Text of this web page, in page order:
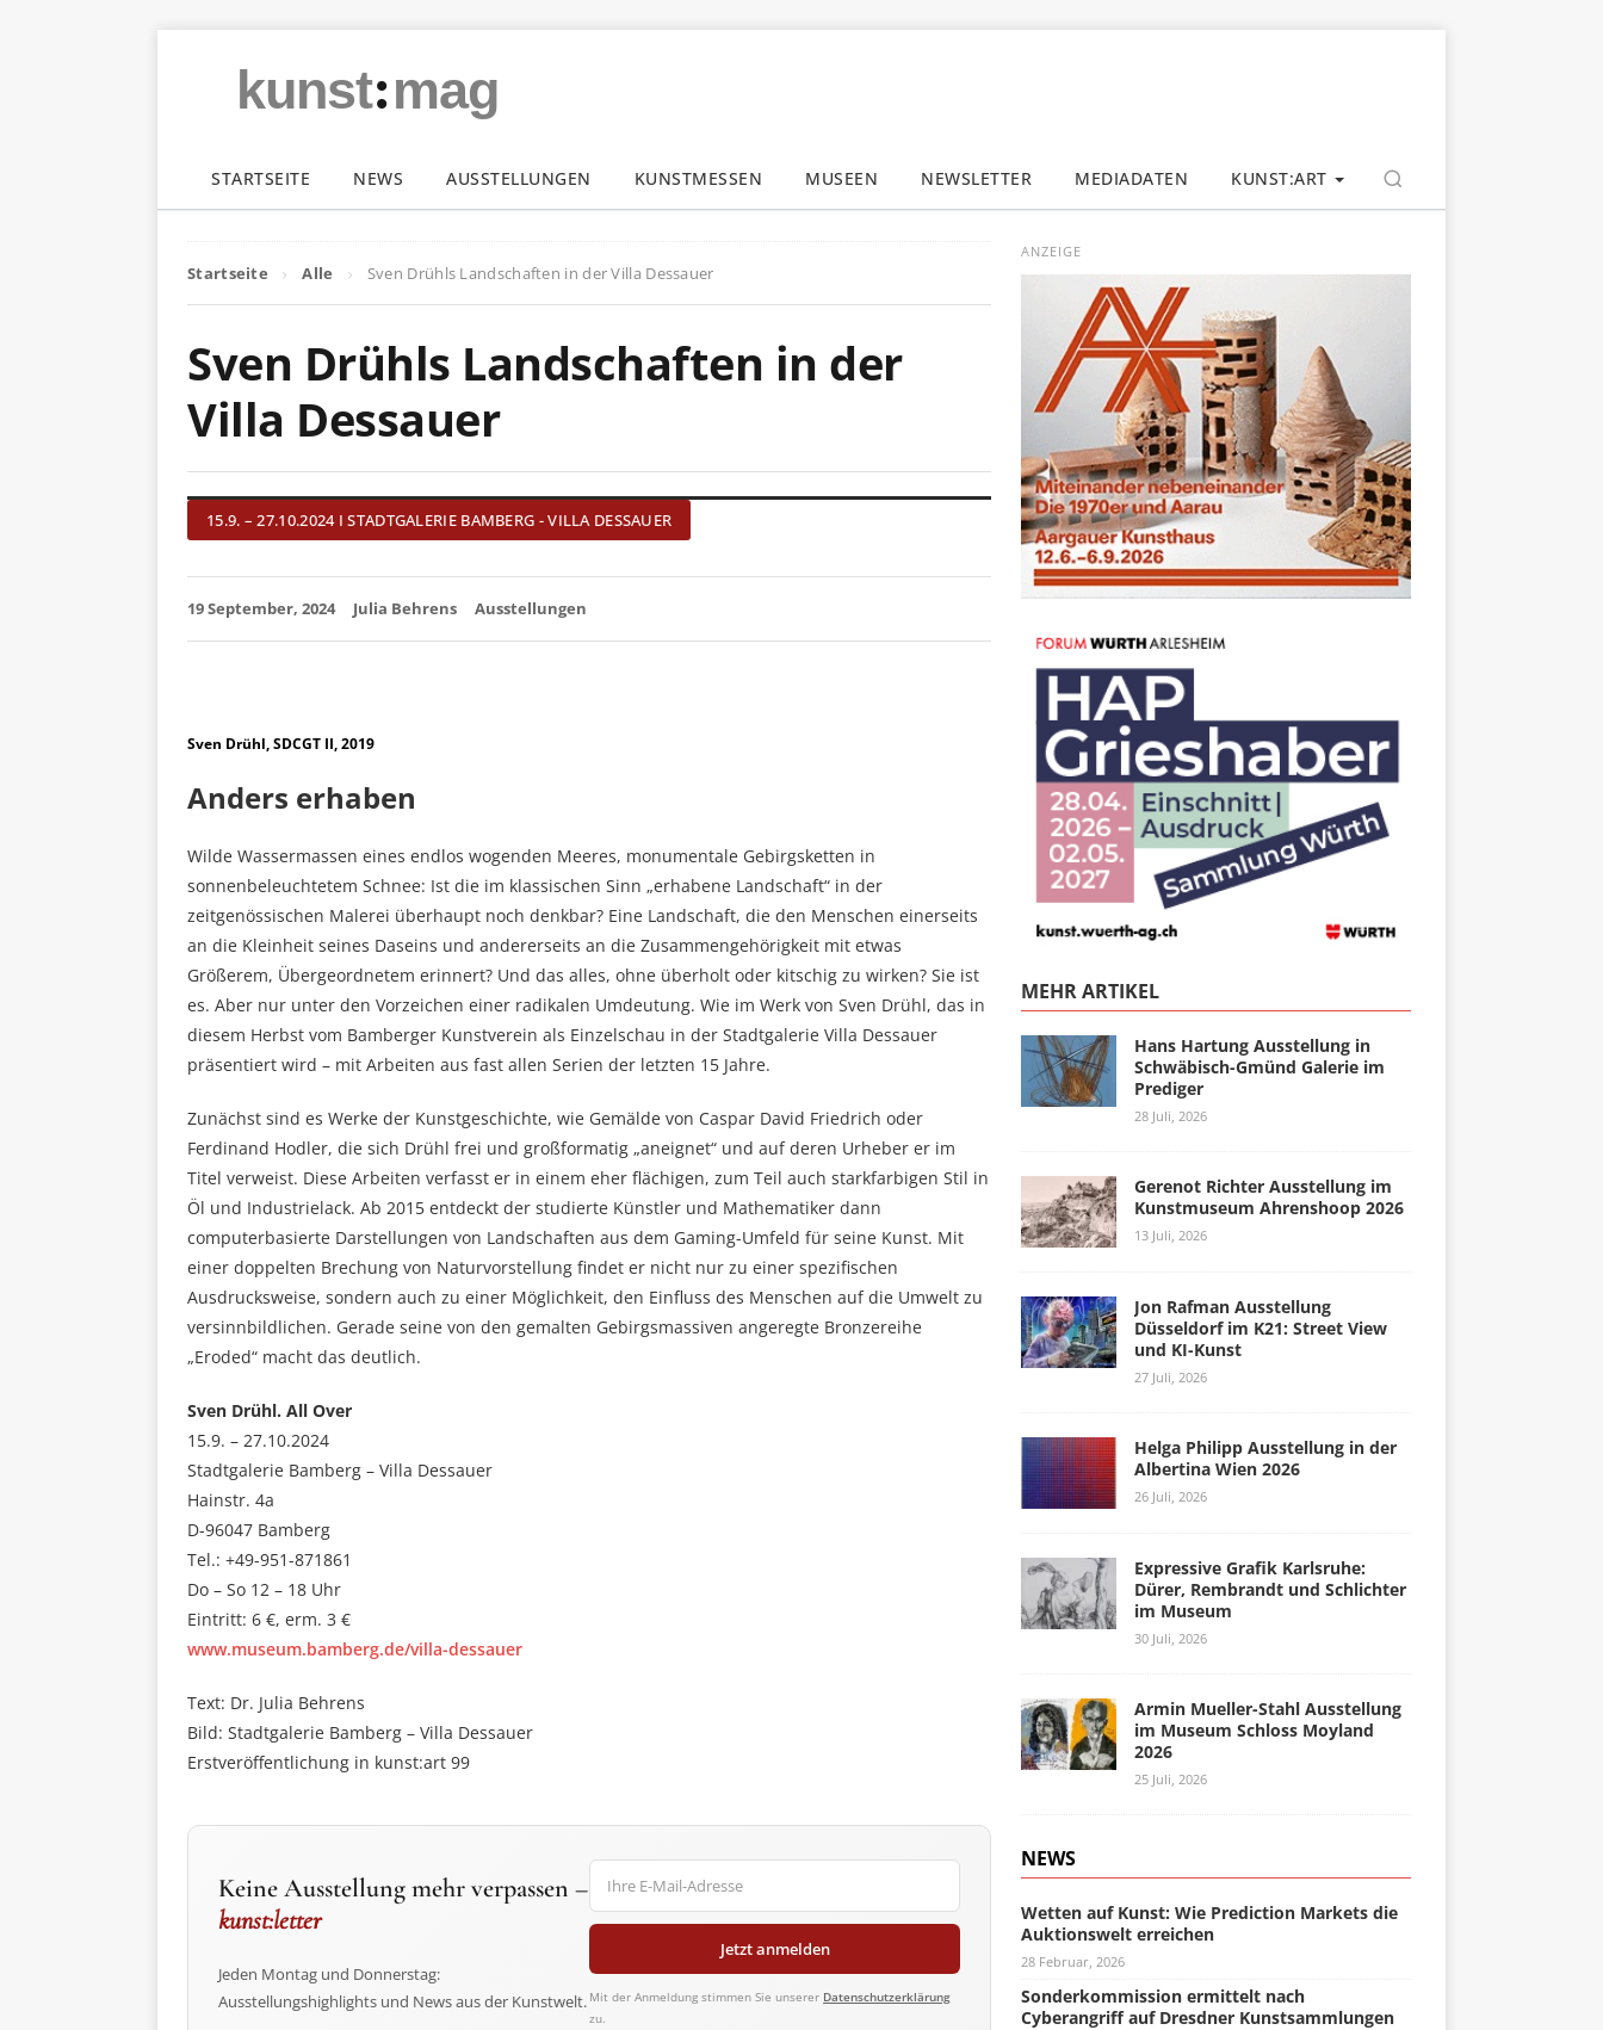
kunst:mag
STARTSEITE NEWS AUSSTELLUNGEN KUNSTMESSEN MUSEEN NEWSLETTER MEDIADATEN KUNST:ART
Startseite Alle Sven Drühls Landschaften in der Villa Dessauer
Sven Drühls Landschaften in der
Villa Dessauer
15.9. – 27.10.2024 I STADTGALERIE BAMBERG - VILLA DESSAUER
19 September, 2024 Julia Behrens Ausstellungen
Sven Drühl, SDCGT II, 2019
Anders erhaben
Wilde Wassermassen eines endlos wogenden Meeres, monumentale Gebirgsketten in
sonnenbeleuchtetem Schnee: Ist die im klassischen Sinn „erhabene Landschaft“ in der
zeitgenössischen Malerei überhaupt noch denkbar? Eine Landschaft, die den Menschen einerseits
an die Kleinheit seines Daseins und andererseits an die Zusammengehörigkeit mit etwas
Größerem, Übergeordnetem erinnert? Und das alles, ohne überholt oder kitschig zu wirken? Sie ist
es. Aber nur unter den Vorzeichen einer radikalen Umdeutung. Wie im Werk von Sven Drühl, das in
diesem Herbst vom Bamberger Kunstverein als Einzelschau in der Stadtgalerie Villa Dessauer
präsentiert wird – mit Arbeiten aus fast allen Serien der letzten 15 Jahre.
Zunächst sind es Werke der Kunstgeschichte, wie Gemälde von Caspar David Friedrich oder
Ferdinand Hodler, die sich Drühl frei und großformatig „aneignet“ und auf deren Urheber er im
Titel verweist. Diese Arbeiten verfasst er in einem eher flächigen, zum Teil auch starkfarbigen Stil in
Öl und Industrielack. Ab 2015 entdeckt der studierte Künstler und Mathematiker dann
computerbasierte Darstellungen von Landschaften aus dem Gaming-Umfeld für seine Kunst. Mit
einer doppelten Brechung von Naturvorstellung findet er nicht nur zu einer spezifischen
Ausdrucksweise, sondern auch zu einer Möglichkeit, den Einfluss des Menschen auf die Umwelt zu
versinnbildlichen. Gerade seine von den gemalten Gebirgsmassiven angeregte Bronzereihe
„Eroded“ macht das deutlich.
Sven Drühl. All Over
15.9. – 27.10.2024
Stadtgalerie Bamberg – Villa Dessauer
Hainstr. 4a
D-96047 Bamberg
Tel.: +49-951-871861
Do – So 12 – 18 Uhr
Eintritt: 6 €, erm. 3 €
www.museum.bamberg.de/villa-dessauer
Text: Dr. Julia Behrens
Bild: Stadtgalerie Bamberg – Villa Dessauer
Erstveröffentlichung in kunst:art 99
Keine Ausstellung mehr verpassen –
kunst:letter
Jeden Montag und Donnerstag:
Ausstellungshighlights und News aus der Kunstwelt.
Jetzt anmelden
Mit der Anmeldung stimmen Sie unserer Datenschutzerklärung
zu.
ANZEIGE
MEHR ARTIKEL
Hans Hartung Ausstellung in
Schwäbisch-Gmünd Galerie im
Prediger
28 Juli, 2026
Gerenot Richter Ausstellung im
Kunstmuseum Ahrenshoop 2026
13 Juli, 2026
Jon Rafman Ausstellung
Düsseldorf im K21: Street View
und KI-Kunst
27 Juli, 2026
Helga Philipp Ausstellung in der
Albertina Wien 2026
26 Juli, 2026
Expressive Grafik Karlsruhe:
Dürer, Rembrandt und Schlichter
im Museum
30 Juli, 2026
Armin Mueller-Stahl Ausstellung
im Museum Schloss Moyland
2026
25 Juli, 2026
NEWS
Wetten auf Kunst: Wie Prediction Markets die
Auktionswelt erreichen
28 Februar, 2026
Sonderkommission ermittelt nach
Cyberangriff auf Dresdner Kunstsammlungen